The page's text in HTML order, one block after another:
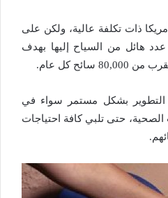
ذات تكلفة عالية، ولكن على
هائل من السياح إليها بهدف
كل عام.
التطوير بشكل مستمر سواء في
حتى تلبي كافة احتياجات